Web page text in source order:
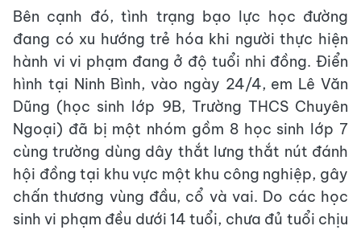
Bên cạnh đó, tình trạng bạo lực học đường
đang có xu hướng trẻ hóa khi người thực hiện
hành vi vi phạm đang ở độ tuổi nhi đồng. Điển
hình tại Ninh Bình, vào ngày 24/4, em Lê Văn
Dũng (học sinh lớp 9B, Trường THCS Chuyên
Ngoại) đã bị một nhóm gồm 8 học sinh lớp 7
cùng trường dùng dây thắt lưng thắt nút đánh
hội đồng tại khu vực một khu công nghiệp, gây
chấn thương vùng đầu, cổ và vai. Do các học
sinh vi phạm đều dưới 14 tuổi, chưa đủ tuổi chịu